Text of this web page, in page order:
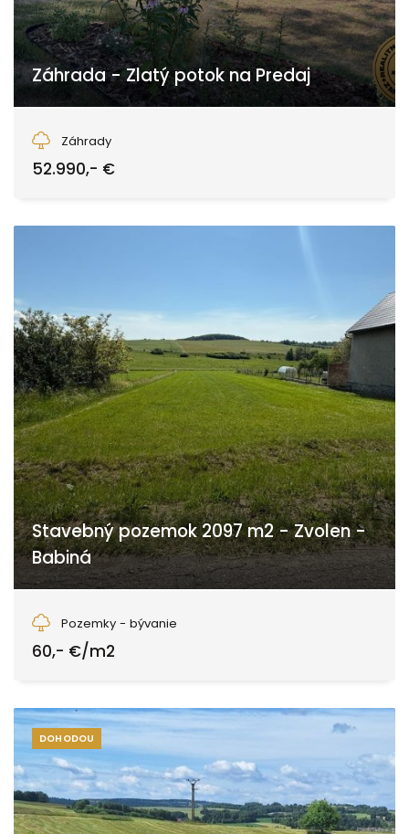
Záhrada - Zlatý potok na Predaj
Záhrady
52.990,- €
Stavebný pozemok 2097 m2 - Zvolen -
Babiná
Pozemky - bývanie
60,- €/m2
DOHODOU